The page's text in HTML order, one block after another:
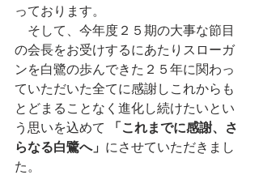
っております。
そして、今年度２５期の大事な節目
の会長をお受けするにあたりスローガ
ンを白鷺の歩んできた２５年に関わっ
ていただいた全てに感謝しこれからも
とどまることなく進化し続けたいとい
う思いを込めて
「これまでに感謝、さ
らなる白鷺へ」 にさせていただきまし
た。